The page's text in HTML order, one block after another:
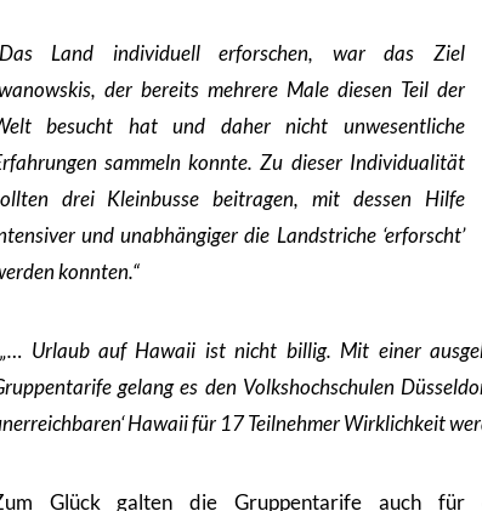
Land individuell erforschen, war das Ziel
der bereits mehrere Male diesen Teil der
besucht hat und daher nicht unwesentliche
sammeln konnte. Zu dieser Individualität
drei Kleinbusse beitragen, mit dessen Hilfe
und unabhängiger die Landstriche ‘erforscht’
konnten.“
Urlaub auf Hawaii ist nicht billig. Mit einer
gelang es den Volkshochschulen
Hawaii für 17 Teilnehmer Wirklichkeit
Glück galten die Gruppentarife auch für